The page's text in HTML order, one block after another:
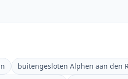
buitengesloten Alphen aan den